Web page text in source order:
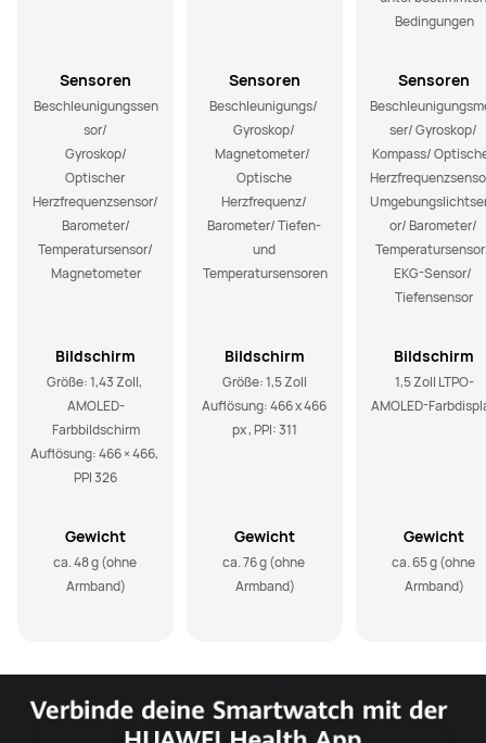
Sensoren
Beschleunigungssen
sor/
Gyroskop/
Optischer
Herzfrequenzsensor/
Barometer/
Temperatursensor/
Magnetometer
Bildschirm
Größe: 1,43 Zoll,
AMOLED-
Farbbildschirm
Auflösung: 466 × 466,
PPI 326
Gewicht
ca. 48 g (ohne
Armband)
Sensoren
Beschleunigungs/
Gyroskop/
Magnetometer/
Optische
Herzfrequenz/
Barometer/ Tiefen-
und
Temperatursensoren
Bildschirm
Größe: 1,5 Zoll
Auflösung: 466 x 466
px , PPI: 311
Gewicht
ca. 76 g (ohne
Armband)
Bedingungen
Sensoren
ser/ Gyroskop/
Kompass/
or/ Barometer/
EKG-Sensor/
Tiefensensor
Bildschirm
1,5 Zoll LTPO-
AMOLED-
Gewicht
ca. 65 g (ohne
Armband)